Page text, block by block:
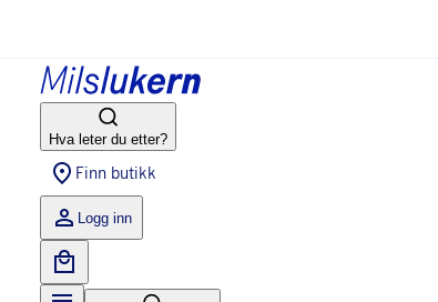
Hva leter du etter?
Finn butikk
Logg inn